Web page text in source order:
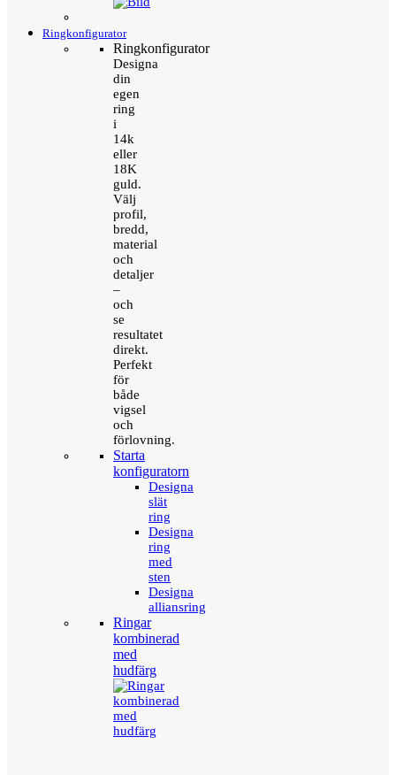
Ringkonfigurator
Ringkonfigurator
Designa
din
egen
ring
i
14k
eller
18K
guld.
Välj
profil,
bredd,
material
och
detaljer
–
och
se
resultatet
direkt.
Perfekt
för
både
vigsel
och
förlovning.
Starta
konfiguratorn
Designa
slät
ring
Designa
ring
med
sten
Designa
alliansring
Ringar
kombinerad
med
hudfärg